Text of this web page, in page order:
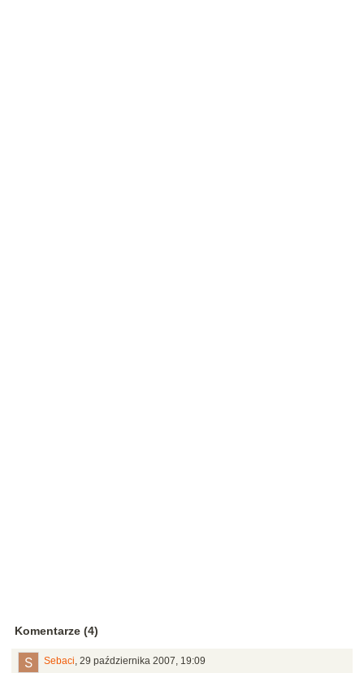
Komentarze (4)
Sebaci, 29 października 2007, 19:09